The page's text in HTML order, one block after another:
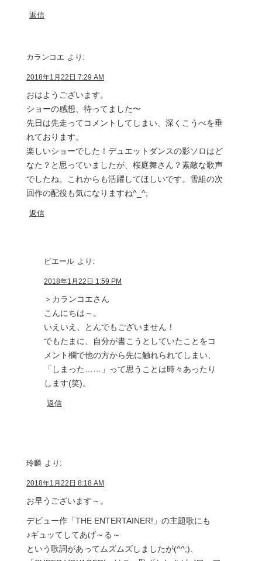
返信
カランコエ より:
2018年1月22日 7:29 AM
おはようございます。
ショーの感想、待ってました〜
先日は先走ってコメントしてしまい、深くこうべを垂
れております。
楽しいショーでした！デュエットダンスの影ソロはど
なた？と思っていましたが、桜庭舞さん？素敵な歌声
でしたね。これからも活躍してほしいです。雪組の次
回作の配役も気になりますね^_^;
返信
ピエール より:
2018年1月22日 1:59 PM
＞カランコエさん
こんにちは～。
いえいえ、とんでもございません！
でもたまに、自分が書こうとしていたことをコ
メント欄で他の方から先に触れられてしまい、
「しまった……」って思うことは時々あったり
します(笑)。
返信
玲麟 より:
2018年1月22日 8:18 AM
お早うございます～。
デビュー作「THE ENTERTAINER!」の主題歌にも
♪ギュッてしてあげ～る～
という歌詞があってムズムズしましたが(^^;)、